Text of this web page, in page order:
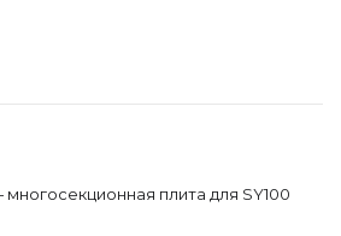
плита для SY100